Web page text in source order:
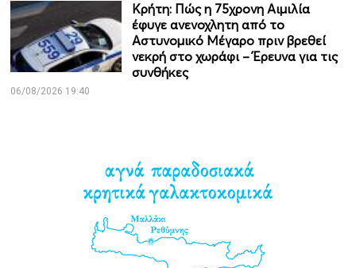
Κρήτη: Πώς η 75χρονη Αιμιλία
έφυγε ανενοχλητη από το
Αστυνομικό Μέγαρο πριν βρεθεί
νεκρή στο χωράφι – Έρευνα για τις
συνθήκες
06/08/2026 19:40